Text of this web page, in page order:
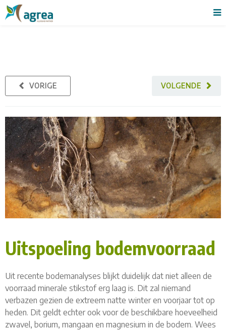
VOLGENDE
VORIGE
Uitspoeling bodemvoorraad
Uit recente bodemanalyses blijkt duidelijk dat niet alleen de
voorraad minerale stikstof erg laag is. Dit zal niemand
verbazen gezien de extreem natte winter en voorjaar tot op
heden. Dit geldt echter ook voor de beschikbare hoeveelheid
zwavel, borium, mangaan en magnesium in de bodem. Wees